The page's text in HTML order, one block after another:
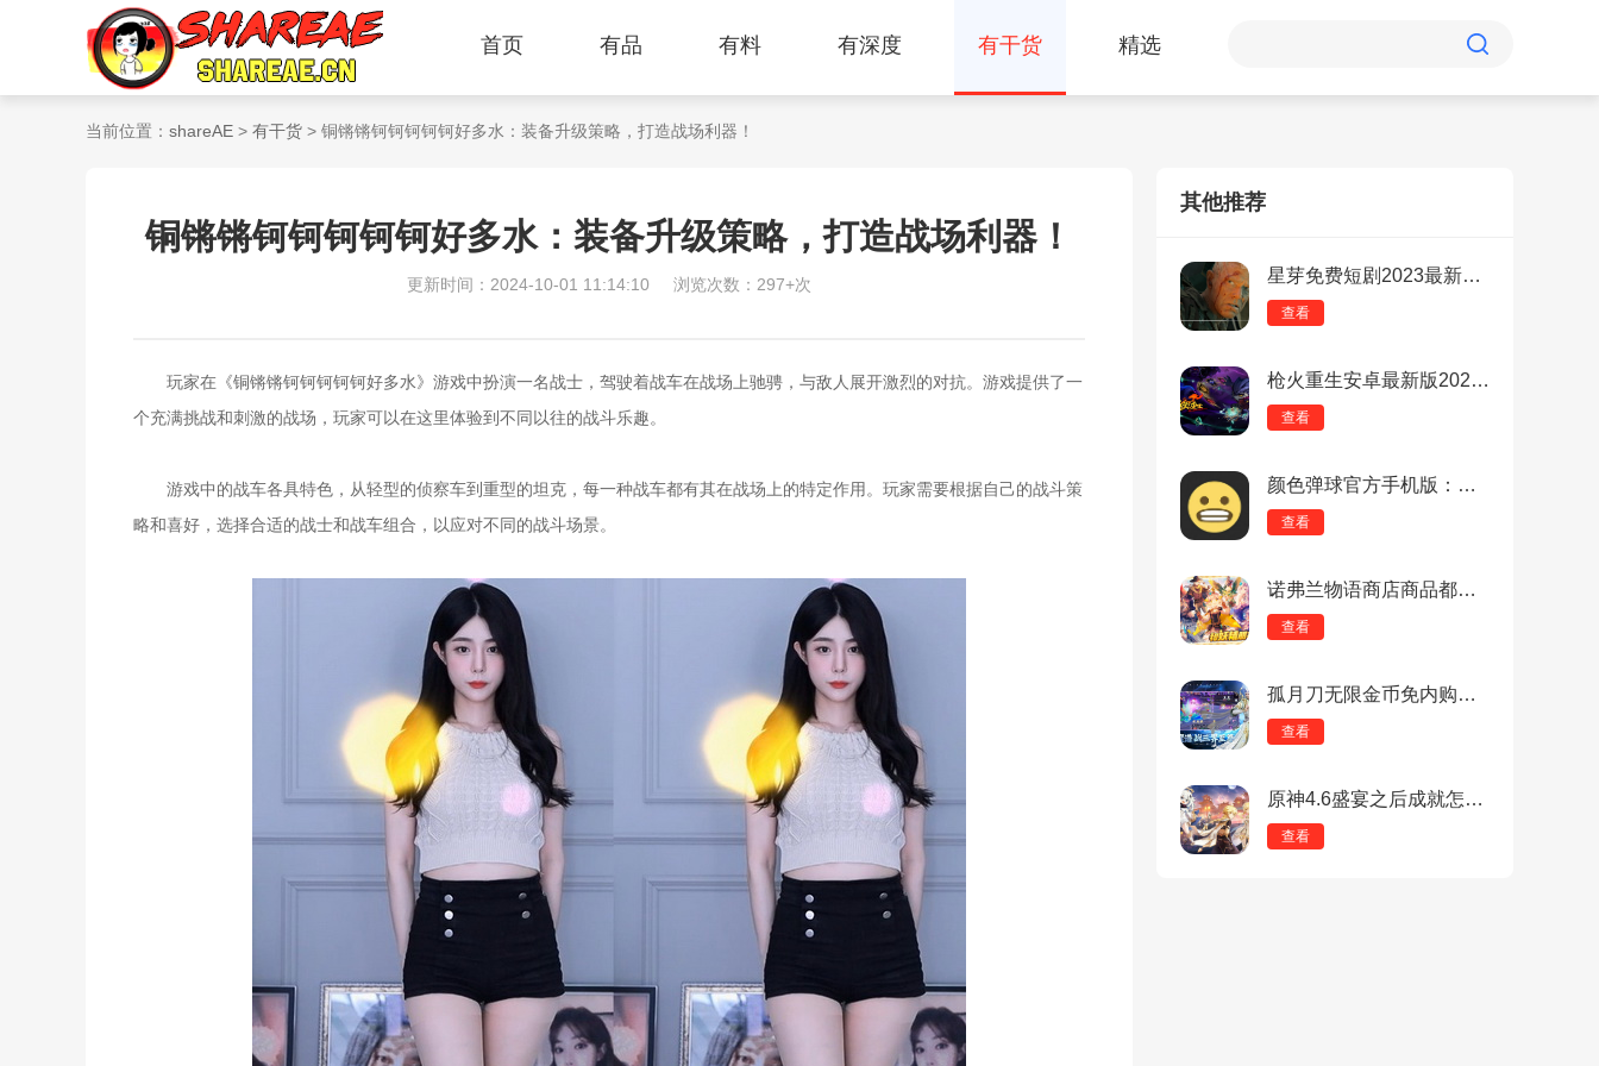
首页 有品 有料 有深度 有干货 精选
当前位置： shareAE > 有干货 > 铜锵锵钶钶钶钶钶好多水：装备升级策略，打造战场利器！
铜锵锵钶钶钶钶钶好多水：装备升级策略，打造战场利器！
更新时间：2024-10-01 11:14:10 浏览次数：297+次
玩家在《铜锵锵钶钶钶钶钶好多水》游戏中扮演一名战士，驾驶着战车在战场上驰骋，与敌人展开激烈的对抗。游戏提供了一
个充满挑战和刺激的战场，玩家可以在这里体验到不同以往的战斗乐趣。
游戏中的战车各具特色，从轻型的侦察车到重型的坦克，每一种战车都有其在战场上的特定作用。玩家需要根据自己的战斗策
略和喜好，选择合适的战士和战车组合，以应对不同的战斗场景。
其他推荐
星芽免费短剧2023最新免费去广告版：全网短剧随便看的软件，一键保存！
查看
枪火重生安卓最新版2023：免内购破解的第一人称射击手游
查看
颜色弹球官方手机版：经典益智的休闲娱乐游戏，高清画质！
查看
诺弗兰物语商店商品都有哪些？诺弗兰物语商店购物推荐
查看
孤月刀无限金币免内购版：便捷操作模式，多样化玩法！
查看
原神4.6盛宴之后成就怎么达成？《原神》4.6盛宴之后成就攻略
查看